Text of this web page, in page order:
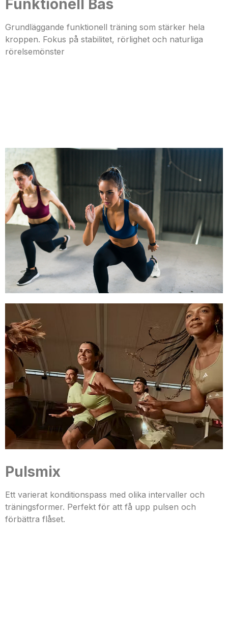
Funktionell Bas
Grundläggande funktionell träning som stärker hela
kroppen. Fokus på stabilitet, rörlighet och naturliga
rörelsemönster
Pulsmix
Ett varierat konditionspass med olika intervaller och
träningsformer. Perfekt för att få upp pulsen och
förbättra flåset.